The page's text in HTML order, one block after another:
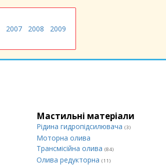
2007 2008
2009
Мастильні матеріали
Рідина гидропідсилювача (3)
Моторна олива
Трансмісійна олива (84)
Олива редукторна (11)